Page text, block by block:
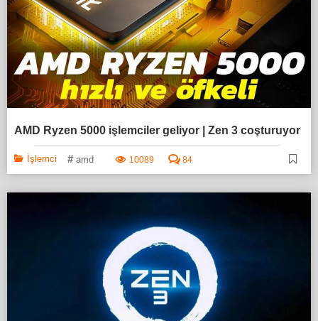
AMD Ryzen 5000 işlemciler geliyor | Zen 3 coşturuyor
İşlemci # amd 10089 84